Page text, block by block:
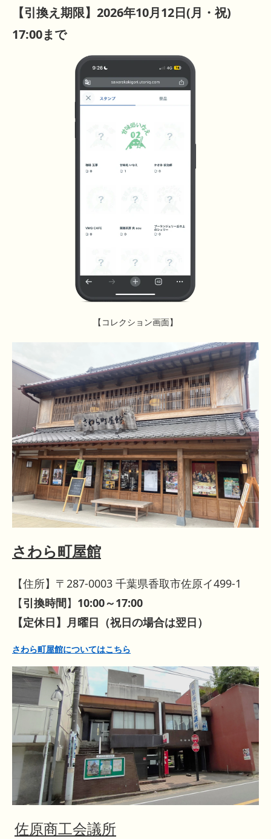
【引換え期限】2026年10月12日(月・祝)
17:00まで
【コレクション画面】
さわら町屋館
【住所】〒287-0003 千葉県香取市佐原イ499-1
【引換時間】 10:00～17:00
【定休日】月曜日（祝日の場合は翌日）
さわら町屋館についてはこちら
佐原商工会議所